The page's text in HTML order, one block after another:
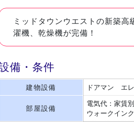
ミッドタウンウエストの新築
濯機、乾燥機が完備！
備・条件
建物設備 ドアマン エ
部屋設備
電気代：家賃別
ウォークイン